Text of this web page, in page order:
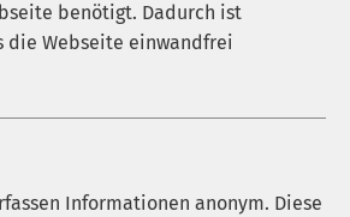
benötigt. Dadurch ist
die Webseite einwandfrei
Informationen anonym. Diese